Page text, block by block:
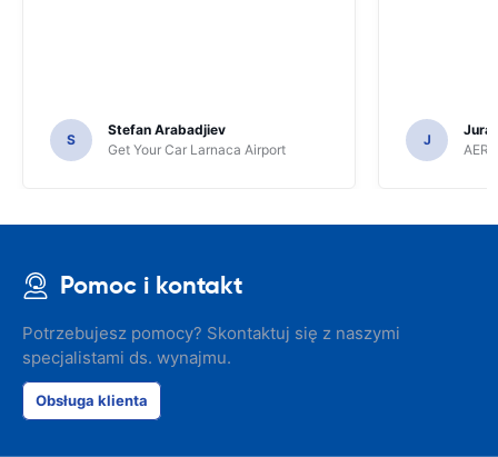
S
Stefan Arabadjiev
Get Your Car Larnaca Airport
J
Juraj
Pomoc i kontakt
Potrzebujesz pomocy? Skontaktuj się z naszymi
specjalistami ds. wynajmu.
Obsługa klienta